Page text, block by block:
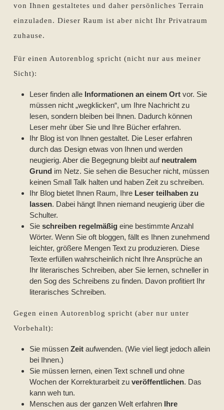
von Ihnen gestaltetes und daher persönliches Terrain
einzuladen. Dieser Raum ist aber nicht Ihr Privatraum
zuhause.
Für einen Autorenblog spricht (nicht nur aus meiner
Sicht):
Leser finden alle Informationen an einem Ort vor. Sie
müssen nicht „wegklicken“, um Ihre Nachricht zu
lesen, sondern bleiben bei Ihnen. Dadurch können
Leser mehr über Sie und Ihre Bücher erfahren.
Ihr Blog ist von Ihnen gestaltet. Die Leser erfahren
durch das Design etwas von Ihnen und werden
neugierig. Aber die Begegnung bleibt auf neutralem
Grund im Netz. Sie sehen die Besucher nicht, müssen
keinen Small Talk halten und haben Zeit zu schreiben.
Ihr Blog bietet Ihnen Raum, Ihre Leser teilhaben zu
lassen. Dabei hängt Ihnen niemand neugierig über die
Schulter.
Sie schreiben regelmäßig eine bestimmte Anzahl
Wörter. Wenn Sie oft bloggen, fällt es Ihnen zunehmend
leichter, größere Mengen Text zu produzieren. Diese
Texte erfüllen wahrscheinlich nicht Ihre Ansprüche an
Ihr literarisches Schreiben, aber Sie lernen, schneller in
den Sog des Schreibens zu finden. Davon profitiert Ihr
literarisches Schreiben.
Gegen einen Autorenblog spricht (aber nur unter
Vorbehalt):
Sie müssen Zeit aufwenden. (Wie viel liegt jedoch allein
bei Ihnen.)
Sie müssen lernen, einen Text schnell und ohne
Wochen der Korrekturarbeit zu veröffentlichen. Das
kann weh tun.
Menschen aus der ganzen Welt erfahren Ihre